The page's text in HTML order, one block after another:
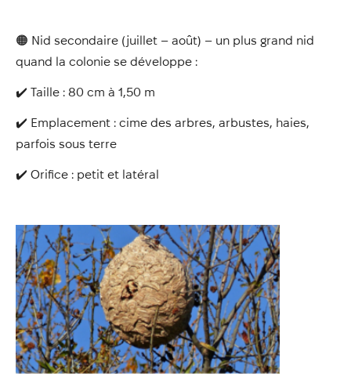
🟠 Nid secondaire (juillet – août) – un plus grand nid
quand la colonie se développe :
✔️ Taille : 80 cm à 1,50 m
✔️ Emplacement : cime des arbres, arbustes, haies,
parfois sous terre
✔️ Orifice : petit et latéral